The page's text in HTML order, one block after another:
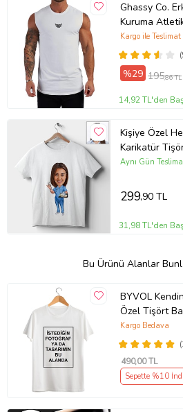
Ghassy Co.
Kuruma
Sporcu Sıfır
Kargo ile Teslimat
%29 195,86 TL
14,92 TL'den
Kişiye Özel
Karikatür
Aynı Gün
299,90 TL
31,98 TL'den
Bu Ürünü Alanlar
BYVOL
Özel Tişört
Kargo Bedava
490,00 TL
Sepette %10